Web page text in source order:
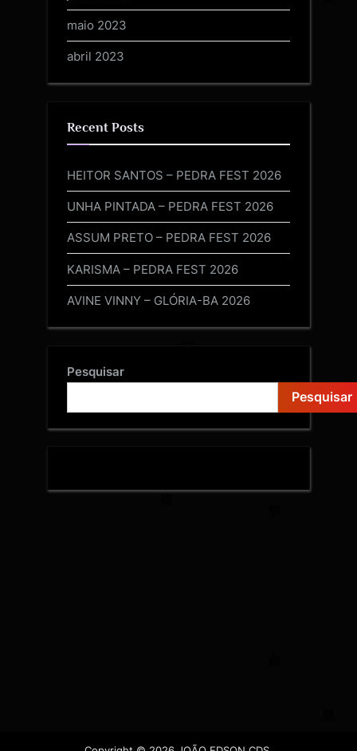
maio 2023
abril 2023
Recent Posts
HEITOR SANTOS – PEDRA FEST 2026
UNHA PINTADA – PEDRA FEST 2026
ASSUM PRETO – PEDRA FEST 2026
KARISMA – PEDRA FEST 2026
AVINE VINNY – GLÓRIA-BA 2026
Pesquisar
Pesquisar